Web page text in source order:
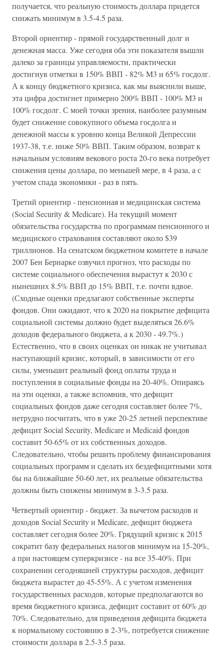
получается, что реальную стоимость доллара придется
снижать минимум в 3.5-4.5 раза.
Второй ориентир - прямой государственный долг и
денежная масса. Уже сегодня оба эти показателя вышли
далеко за границы управляемости, практически
достигнув отметки в 150% ВВП - 82% M3 и 65% госдолг.
А к концу бюджетного кризиса, как мы выяснили выше,
эта цифра достигнет примерно 200% ВВП - 100% M3 и
100% госдолг. С моей точки зрения, наиболее разумным
будет снижение совокупного объема госдолга и
денежной массы к уровню конца Великой Депрессии
1937-38, т.е. ниже 50% ВВП. Таким образом, возврат к
начальным условиям векового роста 20-го века потребует
снижения цены доллара, по меньшей мере, в 4 раза, а с
учетом спада экономики - раз в пять.
Третий ориентир - пенсионная и медицинская система
(Social Security & Medicare). На текущий момент
обязательства государства по программам пенсионного и
медициского страхования составляют около $39
триллионов. На сенатском бюджетном комитете в начале
2007 Бен Бернарке озвучил прогноз, что расходы по
системе социального обеспечения вырастут к 2030 с
нынешних 8.5% ВВП до 15% ВВП, т.е. почти вдвое.
(Сходные оценки предлагают собственные эксперты
фондов. Они ожидают, что к 2020 на покрытие дефицита
социальной системы должно будет выделяться 26.6%
доходов федерального бюджета, а к 2030 - 49.7%.)
Естественно, что в своих оценках он никак не учитывал
наступающий кризис, который, в зависимости от его
силы, уменьшит реальный фонд оплаты труда и
поступления в социальные фонды на 20-40%. Опираясь
на эти оценки, а также вспомнив, что дефицит
социальных фондов даже сегодня составляет более 7%,
нетрудно посчитать, что в уже 20-25 летней перспективе
дефицит Social Security, Medicare и Medicaid фондов
составит 50-65% от их собственных доходов.
Следовательно, чтобы решить проблему финансирования
социальных программ и сделать их бездефицитными хотя
бы на ближайшие 50-60 лет, их реальные обязательства
должны быть снижены минимум в 3-3.5 раза.
Четвертый ориентир - бюджет. За вычетом расходов и
доходов Social Security и Medicare, дефицит бюджета
составляет сегодня более 20%. Грядущий кризис к 2015
сократит базу федеральных налогов минимум на 15-20%,
а при настоящем суперкризисе - на все 35-40%. При
сохранении сегодняшней структуры расходов, дефицит
бюджета вырастет до 45-55%. А с учетом изменения
государственных расходов, которые предполагаются во
время бюджетного кризиса, дефицит составит от 60% до
70%. Следовательно, для приведения дефицита бюджета
к нормальному состоянию в 2-3%, потребуется снижение
стоимости доллара в 2.5-3.5 раза.